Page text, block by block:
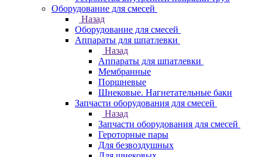
Оборудование для смесей
Назад
Оборудование для смесей
Аппараты для шпатлевки
Назад
Аппараты для шпатлевки
Мембранные
Поршневые
Шнековые. Нагнетательные баки
Запчасти оборудования для смесей
Назад
Запчасти оборудования для смесей
Героторные пары
Для безвоздушных